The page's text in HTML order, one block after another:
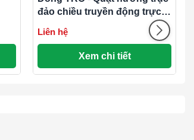
đảo chiều truyền động trực
Liên hệ
Xem chi tiết